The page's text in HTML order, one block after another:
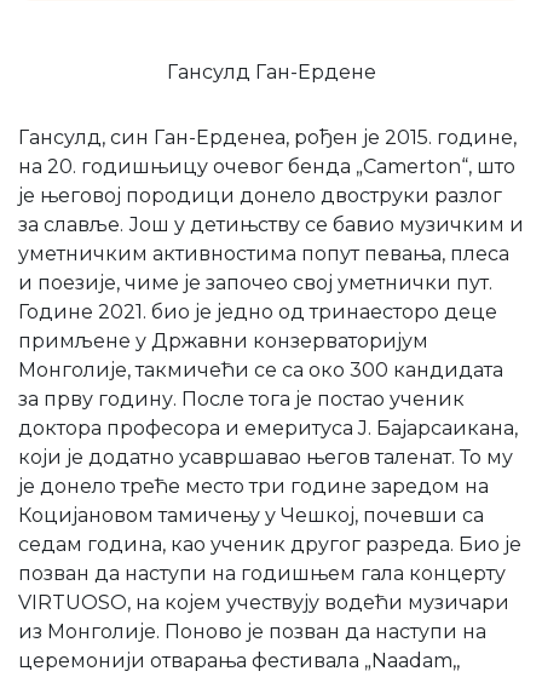
Гансулд Ган-Ердене
Гансулд, син Ган-Ерденеа, рођен је 2015. године,
на 20. годишњицу очевог бенда „Camerton“, што
је његовој породици донело двоструки разлог
за славље. Још у детињству се бавио музичким и
уметничким активностима попут певања, плеса
и поезије, чиме је започео свој уметнички пут.
Године 2021. био је једно од тринаесторо деце
примљене у Државни конзерваторијум
Монголије, такмичећи се са око 300 кандидата
за прву годину. После тога је постао ученик
доктора професора и емеритуса J. Бајарсаикана,
који је додатно усавршавао његов таленат. То му
је донело треће место три године заредом на
Коцијановом тамичењу у Чешкој, почевши са
седам година, као ученик другог разреда. Био је
позван да наступи на годишњем гала концерту
VIRTUOSO, на којем учествују водећи музичари
из Монголије. Поново је позван да наступи на
церемонији отварања фестивала „Naadam,,